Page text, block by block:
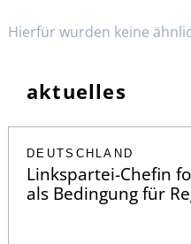
Hierfür wurden keine
aktuelles
DEUTSCHLAND
Linkspartei-Chefin
als Bedingung für